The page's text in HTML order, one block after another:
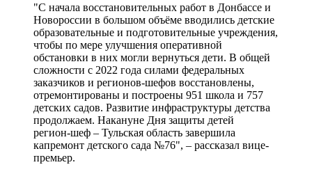
"С начала восстановительных работ в Донбассе и
Новороссии в большом объёме вводились детские
образовательные и подготовительные учреждения,
чтобы по мере улучшения оперативной
обстановки в них могли вернуться дети. В общей
сложности с 2022 года силами федеральных
заказчиков и регионов-шефов восстановлены,
отремонтированы и построены 951 школа и 757
детских садов. Развитие инфраструктуры детства
продолжаем. Накануне Дня защиты детей
регион‑шеф – Тульская область завершила
капремонт детского сада №76", – рассказал вице-
премьер.